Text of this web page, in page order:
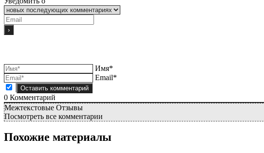
Имя*
Email*
0 Комментарий
Межтекстовые Отзывы
Посмотреть все комментарии
Похожие материалы